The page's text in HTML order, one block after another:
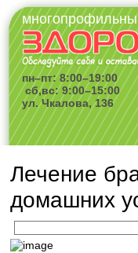
пн–пт: 8:00–19:00
сб,вс: 9:00–15:00
ул. Чкалова, 136
Лечение
домашних